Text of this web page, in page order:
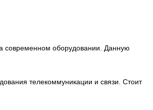
современном оборудовании. Данную
телекоммуникации и связи. Стоит